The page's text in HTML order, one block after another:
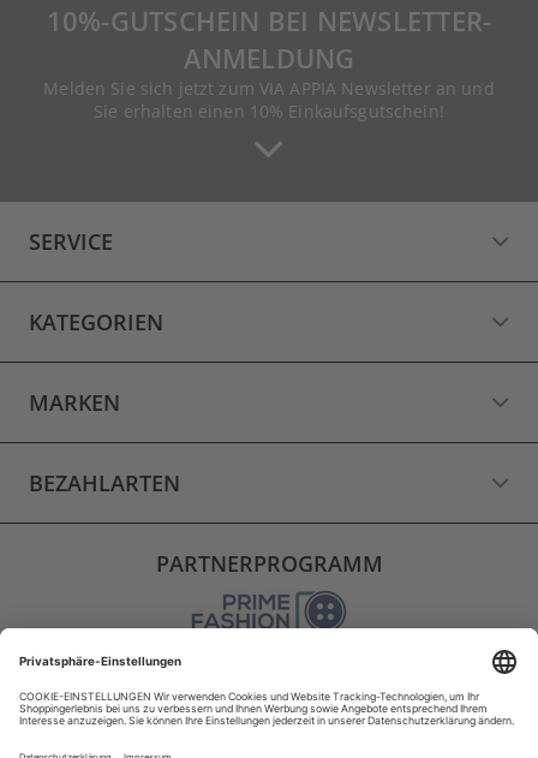
10%-GUTSCHEIN BEI NEWSLETTER-
ANMELDUNG
Melden Sie sich jetzt zum VIA APPIA Newsletter an und
Sie erhalten einen 10% Einkaufsgutschein!
SERVICE
KATEGORIEN
MARKEN
BEZAHLARTEN
PARTNERPROGRAMM
VERSAND